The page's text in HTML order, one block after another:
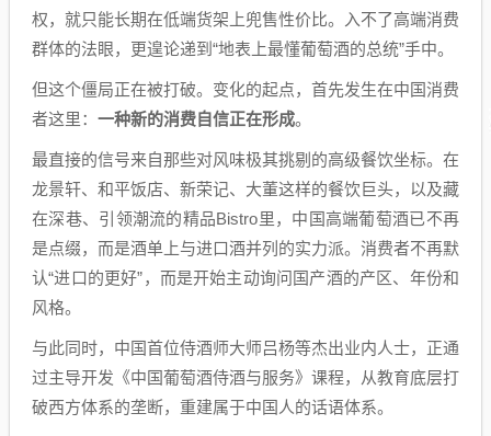
权，就只能长期在低端货架上兜售性价比。入不了高端消费
群体的法眼，更遑论递到“地表上最懂葡萄酒的总统”手中。
但这个僵局正在被打破。变化的起点，首先发生在中国消费
者这里： 一种新的消费自信正在形成。
最直接的信号来自那些对风味极其挑剔的高级餐饮坐标。在
龙景轩、和平饭店、新荣记、大董这样的餐饮巨头，以及藏
在深巷、引领潮流的精品Bistro里，中国高端葡萄酒已不再
是点缀，而是酒单上与进口酒并列的实力派。消费者不再默
认“进口的更好”，而是开始主动询问国产酒的产区、年份和
风格。
与此同时，中国首位侍酒师大师吕杨等杰出业内人士，正通
过主导开发《中国葡萄酒侍酒与服务》课程，从教育底层打
破西方体系的垄断，重建属于中国人的话语体系。